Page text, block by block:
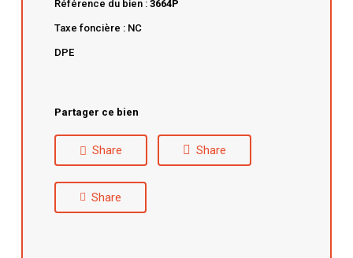
Référence du bien :3664P
Taxe foncière : NC
DPE
Partager ce bien
Share Share
Share